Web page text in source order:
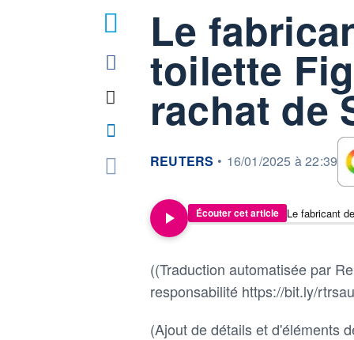
Le
toilette
rachat de
information fournie par
REUTERS • 16/01/2025 à 22:39
Écouter cet article
((Traduction automatisée par
responsabilité https://bit.ly/
(Ajout de détails et d'éléments